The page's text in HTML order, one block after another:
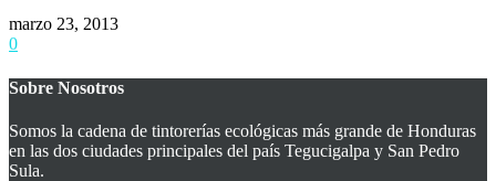
marzo 23, 2013
0
Sobre Nosotros
Somos la cadena de tintorerías ecológicas más grande de Honduras
en las dos ciudades principales del país Tegucigalpa y San Pedro
Sula.